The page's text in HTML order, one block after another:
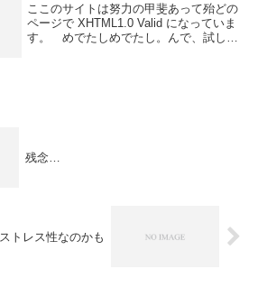
ここのサイトは努力の甲斐あって殆どの
ページで XHTML1.0 Valid になっていま
す。 めでたしめでたし。んで、試しに
残念…
ストレス性なのかも